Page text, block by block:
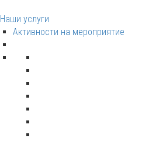
Наши услуги
Активности на мероприятие